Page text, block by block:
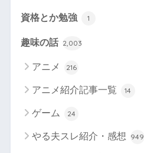
資格とか勉強 1
趣味の話 2,003
アニメ 216
アニメ紹介記事一覧 14
ゲーム 24
やる夫スレ紹介・感想 949